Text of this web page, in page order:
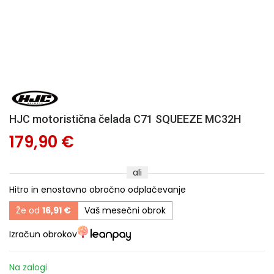
HJC motoristična čelada C71 SQUEEZE MC32H
179,90 €
ali
Hitro in enostavno obročno odplačevanje
Že od 16,91 €
Vaš mesečni obrok
Izračun obrokov
Na zalogi